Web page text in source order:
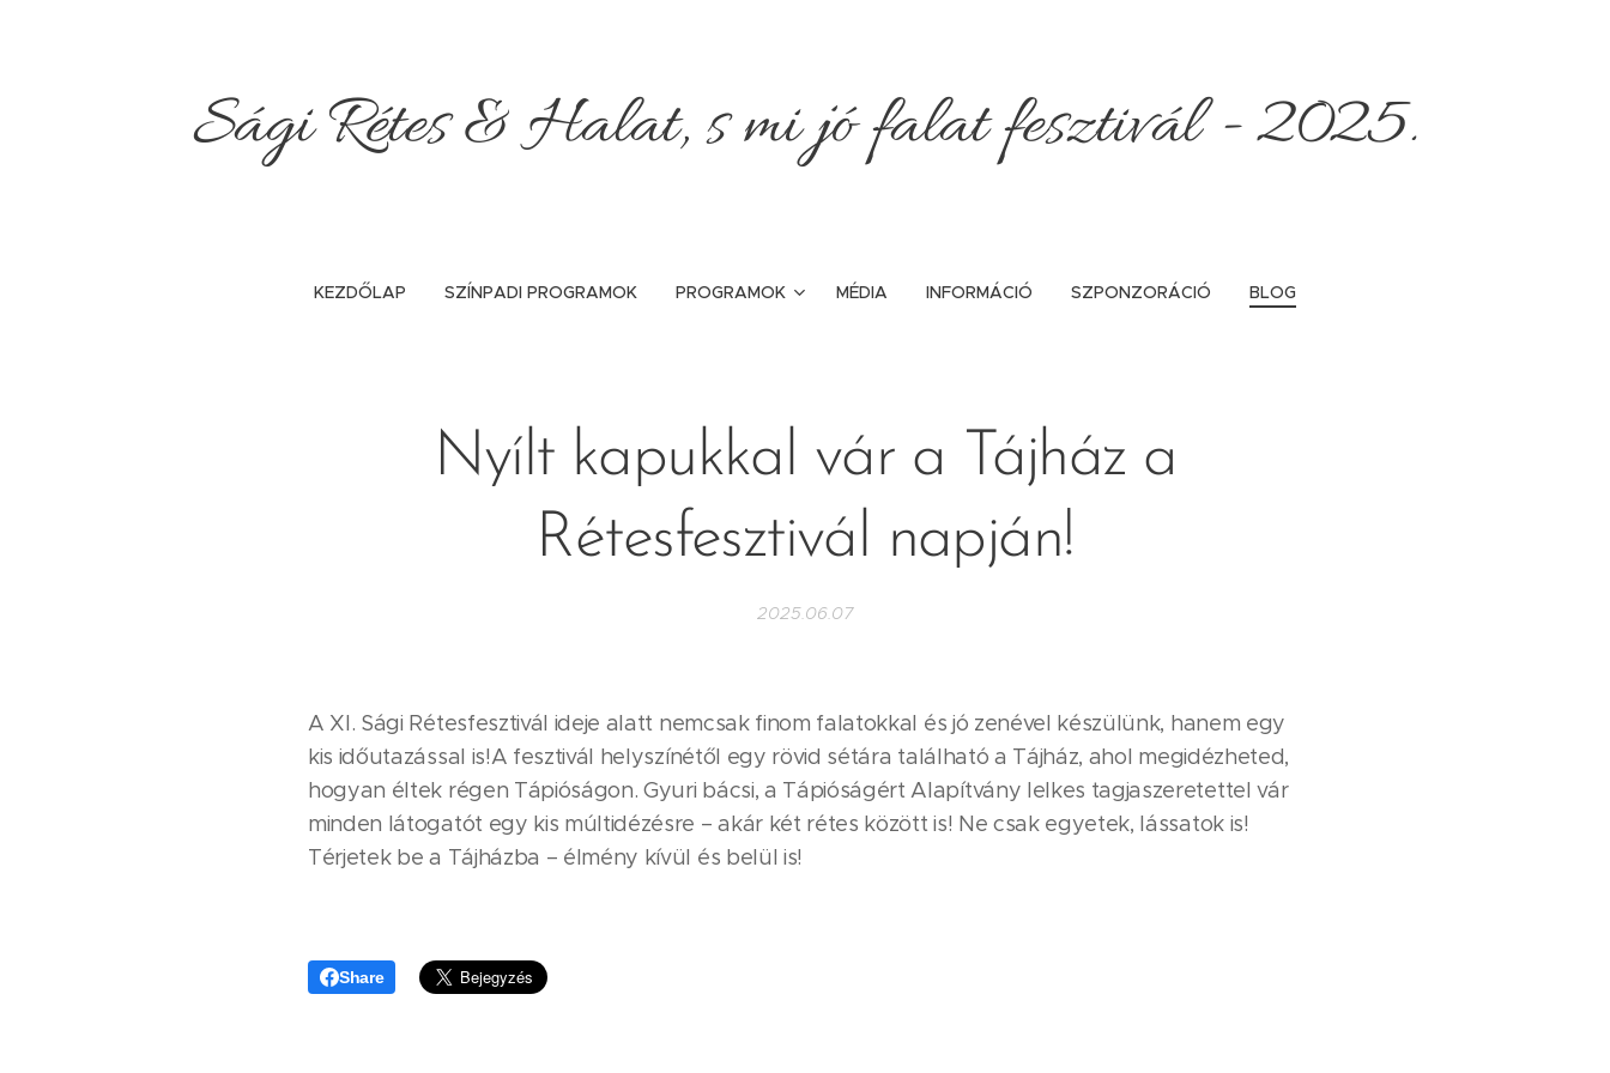
Sági Rétes & Halat, s mi jó falat fesztivál - 2025.
KEZDŐLAP SZÍNPADI PROGRAMOK PROGRAMOK MÉDIA INFORMÁCIÓ SZPONZORÁCIÓ BLOG
Nyílt kapukkal vár a Tájház a
Rétesfesztivál napján!
2025.06.07
A XI. Sági Rétesfesztivál ideje alatt nemcsak finom falatokkal és jó zenével készülünk, hanem egy
kis időutazással is!A fesztivál helyszínétől egy rövid sétára található a Tájház, ahol megidézheted,
hogyan éltek régen Tápióságon. Gyuri bácsi, a Tápióságért Alapítvány lelkes tagjaszeretettel vár
minden látogatót egy kis múltidézésre – akár két rétes között is! Ne csak egyetek, lássatok is!
Térjetek be a Tájházba – élmény kívül és belül is!
Share